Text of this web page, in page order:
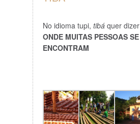
No idioma tupi, tibáquer dizer
ONDE MUITAS PESSOAS SE
ENCONTRAM